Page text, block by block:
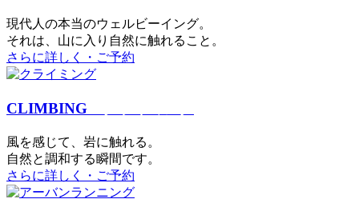
現代⼈の本当のウェルビーイング。
それは、⼭に⼊り⾃然に触れること。
さらに詳しく・ご予約
CLIMBING
⾵を感じて、岩に触れる。
⾃然と調和する瞬間です。
さらに詳しく・ご予約